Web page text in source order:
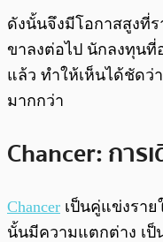
ดังนั้นจึงมีโอกาสสูงที่
ขาลงต่อไป นักลงทุนที่
แล้ว ทำให้เห็นได้ชัดว่
มากกว่า
Chancer: การ
Chancer เป็นคู่แข่งราย
นั้นมีความแตกต่าง เ